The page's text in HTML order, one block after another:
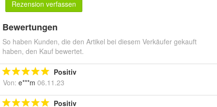
Rezension verfassen
Bewertungen
So haben Kunden, die den Artikel bei diesem Verkäufer gekauft
haben, den Kauf bewertet.
Positiv
Von: e***m 06.11.23
Positiv